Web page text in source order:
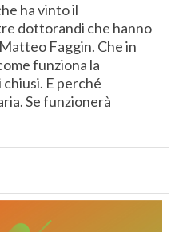
ha vinto il
dottorandi che hanno
Faggin. Che in
funziona la
E perché
Se funzionerà